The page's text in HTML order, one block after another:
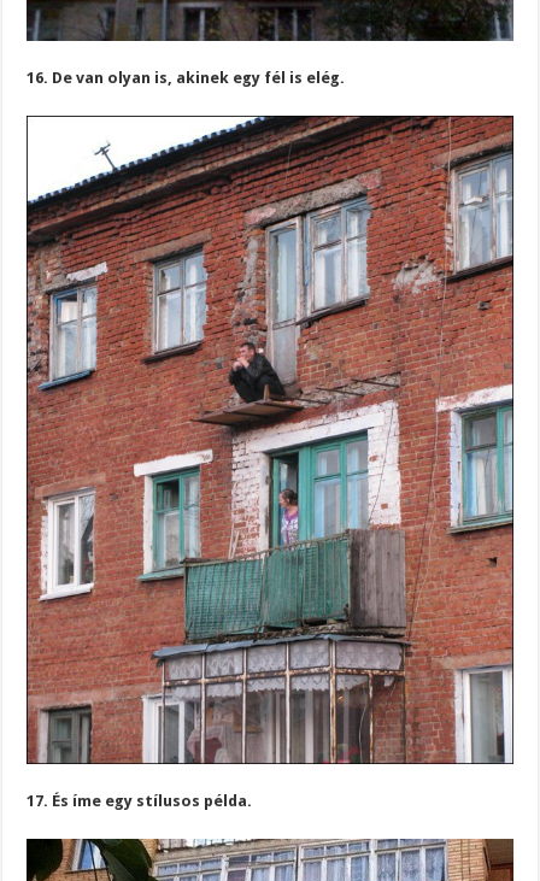
16. De van olyan is, akinek egy fél is elég.
17. És íme egy stílusos példa.